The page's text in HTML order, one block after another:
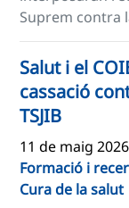
Suprem contra
Salut i el
cassació
TSJIB
11 de maig 2026
Formació i
Cura de la salut